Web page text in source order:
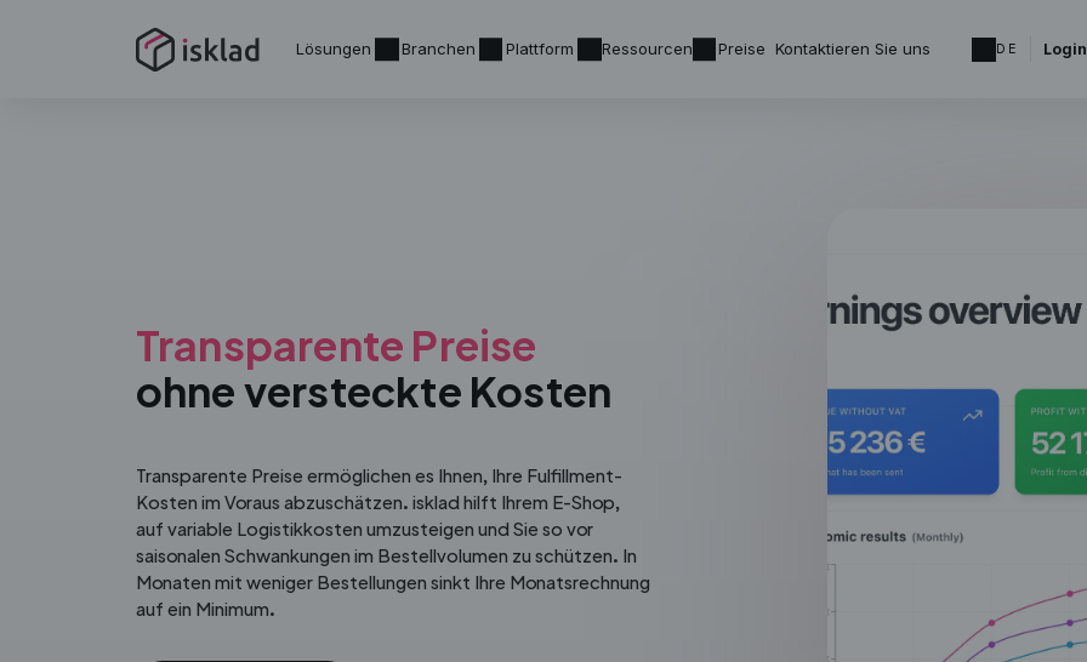
Lösungen Branchen Plattform Ressourcen Preise Kontaktieren Sie uns DE Login
Transparente Preise
ohne versteckte Kosten
Transparente Preise ermöglichen es Ihnen, Ihre Fulfillment-
Kosten im Voraus abzuschätzen. isklad hilft Ihrem E-Shop,
auf variable Logistikkosten umzusteigen und Sie so vor
saisonalen Schwankungen im Bestellvolumen zu schützen. In
Monaten mit weniger Bestellungen sinkt Ihre Monatsrechnung
auf ein Minimum.